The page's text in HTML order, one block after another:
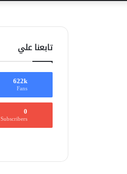
تابعنا علي
622k
Fans
0
Subscribers